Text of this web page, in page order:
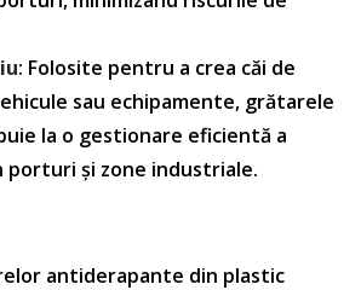
: Folosite pentru a crea căi de
sau echipamente, grătarele
la o gestionare eficientă a
și zone industriale.
antiderapante din plastic